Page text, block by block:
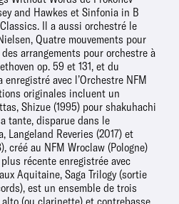
and Hawkes et Sinfonia in B
Il a aussi orchestré le
Quatre mouvements pour
arrangements pour orchestre à
op. 59 et 131, et du
enregistré avec l’Orchestre NFM
originales incluent un
Shizue (1995) pour shakuhachi
tante, disparue dans le
Langeland Reveries (2017) et
créé au NFM Wroclaw (Pologne)
récente enregistrée avec
Aquitaine, Saga Trilogy (sortie
est un ensemble de trois
(ou clarinette) et contrebasse